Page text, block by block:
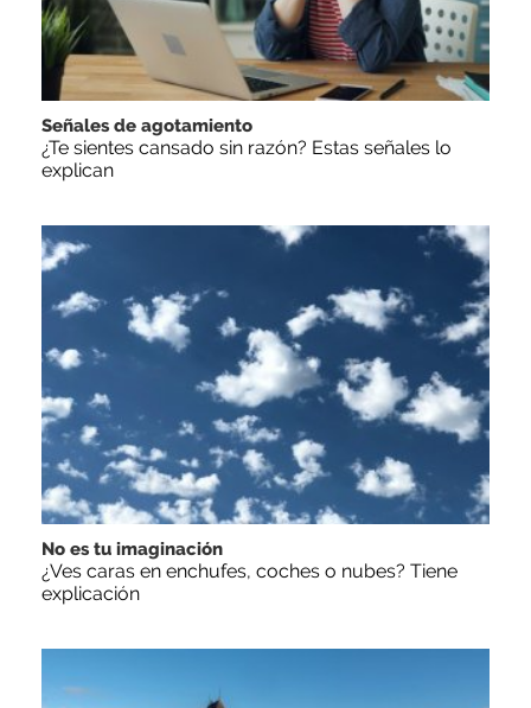
Señales de agotamiento
¿Te sientes cansado sin razón? Estas señales lo
explican
No es tu imaginación
¿Ves caras en enchufes, coches o nubes? Tiene
explicación